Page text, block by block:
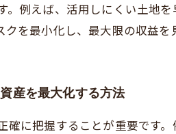
例えば、活用しにくい土地
を最小化し、最大限の収益
産を最大化する方法
に把握することが重要です